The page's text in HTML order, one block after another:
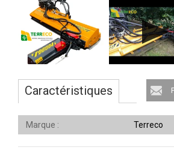
Caractéristiques
Marque Terreco